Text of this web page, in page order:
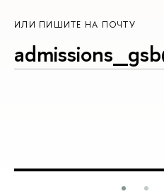
ИЛИ ПИШИТЕ НА ПОЧТУ